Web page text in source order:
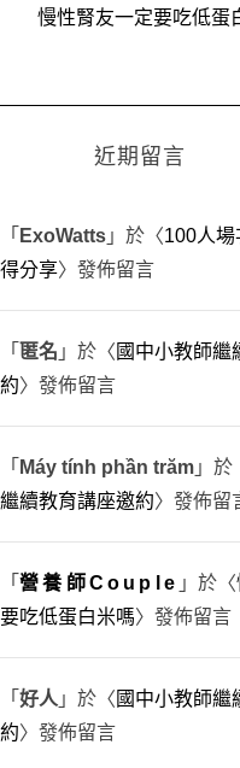
慢性腎友一定要吃低蛋
近期留言
「 ExoWatts 」於〈100人
得分享〉發佈留言
「 匿名 」於〈 國中小教師繼
約〉發佈留言
「 Máy tính phần trăm 」於
繼續教育講座邀約〉發佈留
「營養師Couple 」於〈
要吃低蛋白米嗎〉發佈留言
「好人 」於〈 國中小教師繼
約〉發佈留言